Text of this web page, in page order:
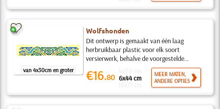
van 4x30cm en groter
Wolfshonden
Dit ontwerp is gemaakt van één laag
herbruikbaar plastic voor elk soort
versierwerk, behalve de voorgestelde...
€16.80 6x44 cm
MEER MATEN,
ANDERE OPTIES